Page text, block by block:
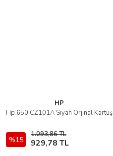
HP
Hp 650 CZ101A Siyah Orjinal Kartuş
%15
1.093,86 TL
929,78 TL
İncele
Sepete Ekle